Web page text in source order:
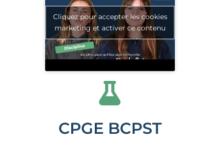
Cliquez pour accepter les cookies
marketing et activer ce contenu
CPGE BCPST